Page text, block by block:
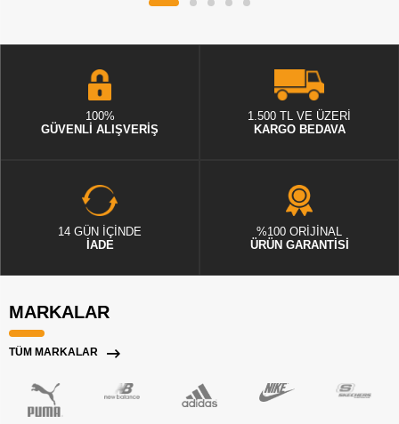
100%
GÜVENLİ ALIŞVERİŞ
1.500 TL VE ÜZERİ
KARGO BEDAVA
14 GÜN İÇİNDE
İADE
%100 ORİJİNAL
ÜRÜN GARANTİSİ
MARKALAR
TÜM MARKALAR